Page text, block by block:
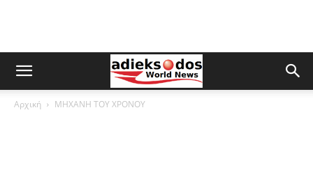
Αρχική ΜΗΧΑΝΗ ΤΟΥ ΧΡΟΝΟΥ